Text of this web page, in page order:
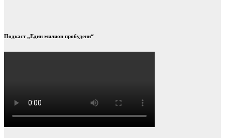
Подкаст „Един милион пробудени“